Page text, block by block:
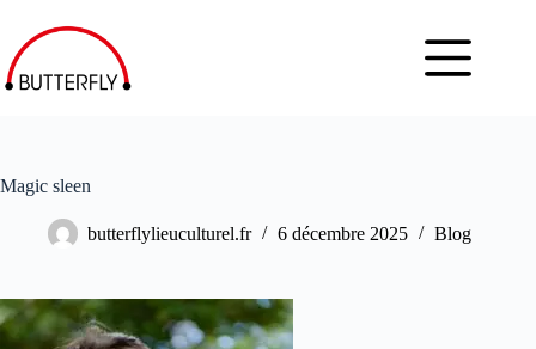
Magic sleen
butterflylieuculturel.fr 6 décembre 2025 Blog